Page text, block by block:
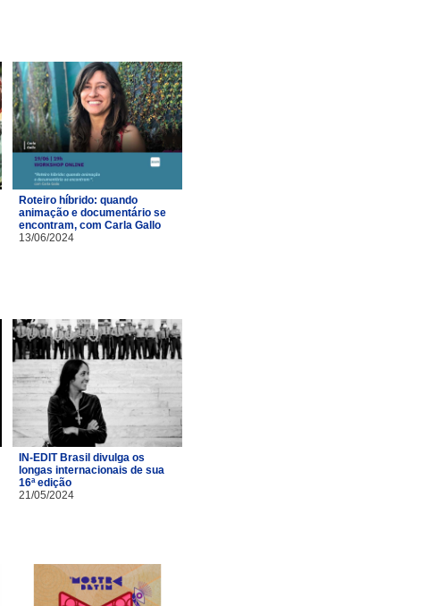
Roteiro híbrido: quando
animação e documentário se
encontram, com Carla Gallo
13/06/2024
IN-EDIT Brasil divulga os
longas internacionais de sua
16ª edição
21/05/2024